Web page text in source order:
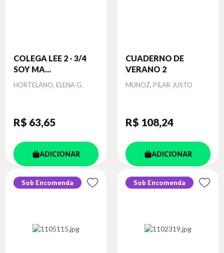
COLEGA LEE 2 - 3/4
SOY MA...
Autor
HORTELANO, ELENA G.
R$ 63,65
ADICIONAR
CUADERNO DE
VERANO 2
Autor
MUNOZ, PILAR JUSTO
R$ 108,24
ADICIONAR
Sob Encomenda Sob Encomenda